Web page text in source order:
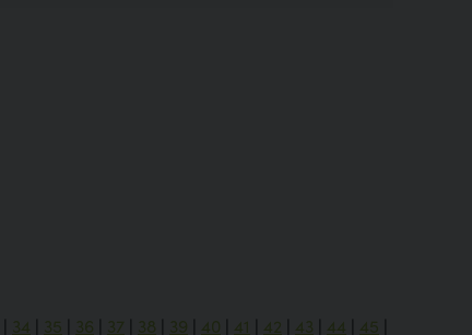
34 35 36 37 38 39 40 41 42 43 44 45